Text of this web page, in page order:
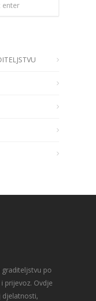
po
prijevoz. Ovdje
djelatnosti,